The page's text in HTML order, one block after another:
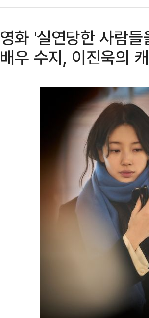
영화 '실연당한 사람
배우 수지, 이진욱의